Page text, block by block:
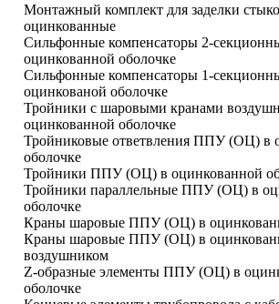
Монтажный комплект для заделки
оцинкованные
Сильфонные компенсаторы 2-
оцинкованной оболочке
Сильфонные компенсаторы 1-
оцинкованой оболочке
Тройники с шаровыми кранами
оцинкованной оболочке
Тройниковые ответвления ППУ (ОЦ) в
оболочке
Тройники ППУ (ОЦ) в оцинкованной
Тройники параллельные ППУ (ОЦ) в
оболочке
Краны шаровые ППУ (ОЦ) в
Краны шаровые ППУ (ОЦ) в
воздушником
Z-образные элементы ППУ (ОЦ) в
оболочке